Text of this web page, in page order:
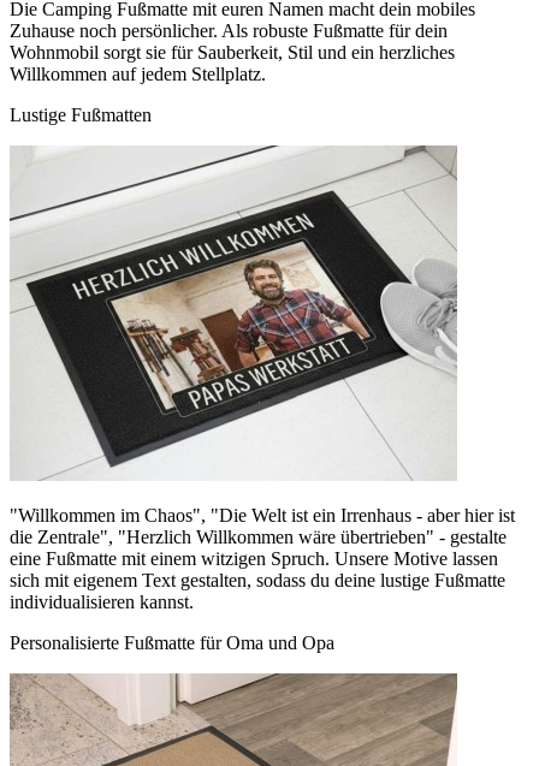
Die Camping Fußmatte mit euren Namen macht dein mobiles
Zuhause noch persönlicher. Als robuste Fußmatte für dein
Wohnmobil sorgt sie für Sauberkeit, Stil und ein herzliches
Willkommen auf jedem Stellplatz.
Lustige Fußmatten
"Willkommen im Chaos", "Die Welt ist ein Irrenhaus - aber hier ist
die Zentrale", "Herzlich Willkommen wäre übertrieben" - gestalte
eine Fußmatte mit einem witzigen Spruch. Unsere Motive lassen
sich mit eigenem Text gestalten, sodass du deine lustige Fußmatte
individualisieren kannst.
Personalisierte Fußmatte für Oma und Opa